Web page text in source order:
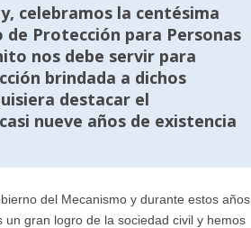
celebramos la centésima
de Protección para Personas
nos debe servir para
brindada a dichos
destacar el
nueve años de existencia
del Mecanismo y durante estos años
gran logro de la sociedad civil y hemos